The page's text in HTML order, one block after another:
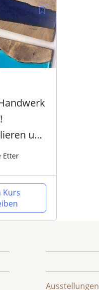
und
Etter
Kurs
Ausstellungen